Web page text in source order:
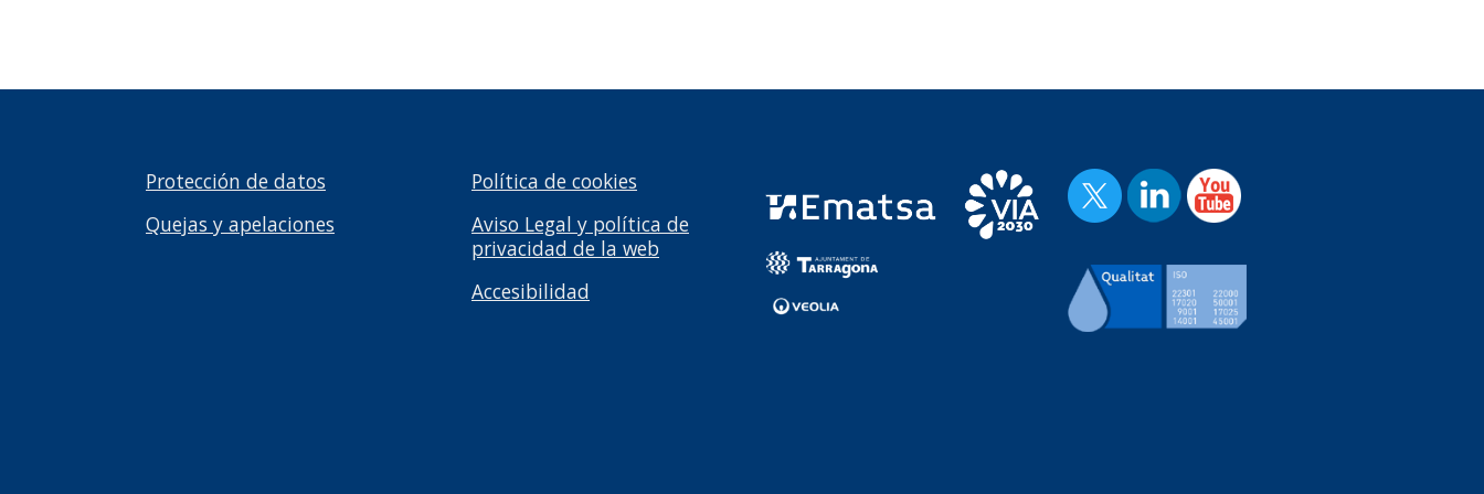
Protección de datos
Quejas y apelaciones
Política de cookies
Aviso Legal y política de
privacidad de la web
Accesibilidad